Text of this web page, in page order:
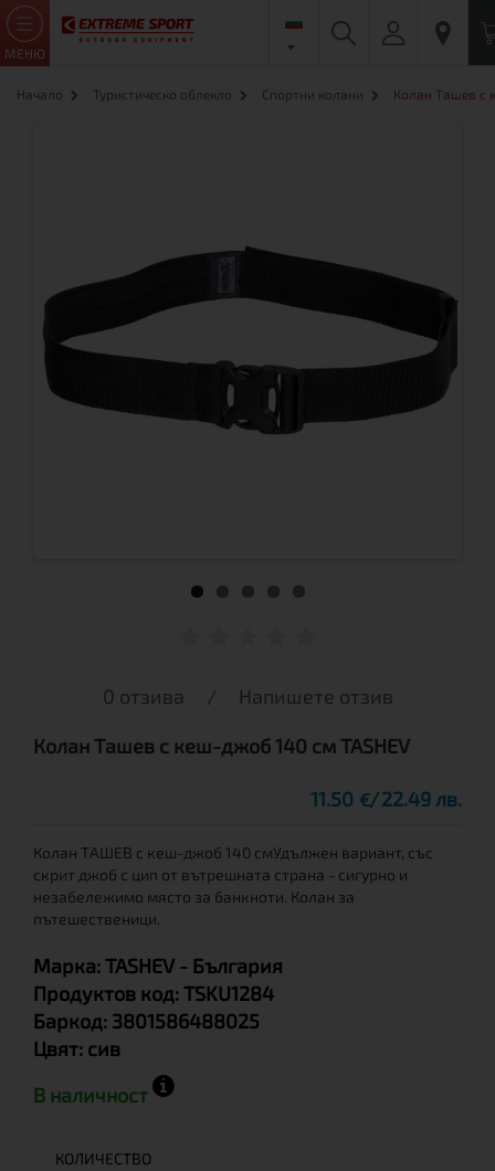
МЕНЮ
Начало Туристическо облекло Спортни колани Колан Ташев с
0 отзива / Напишете отзив
Колан Ташев с кеш-джоб 140 см TASHEV
11.50 € 22.49 лв.
Колан ТАШЕВ с кеш-джоб 140 смУдължен вариант, със
скрит джоб с цип от вътрешната страна - сигурно и
незабележимо място за банкноти. Колан за
пътешественици.
Марка:TASHEV - България
Продуктов код:TSKU1284
Баркод: 3801586488025
Цвят: сив
В наличност
КОЛИЧЕСТВО